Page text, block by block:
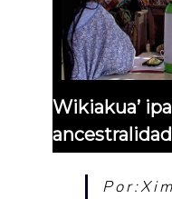
Wikiakua’